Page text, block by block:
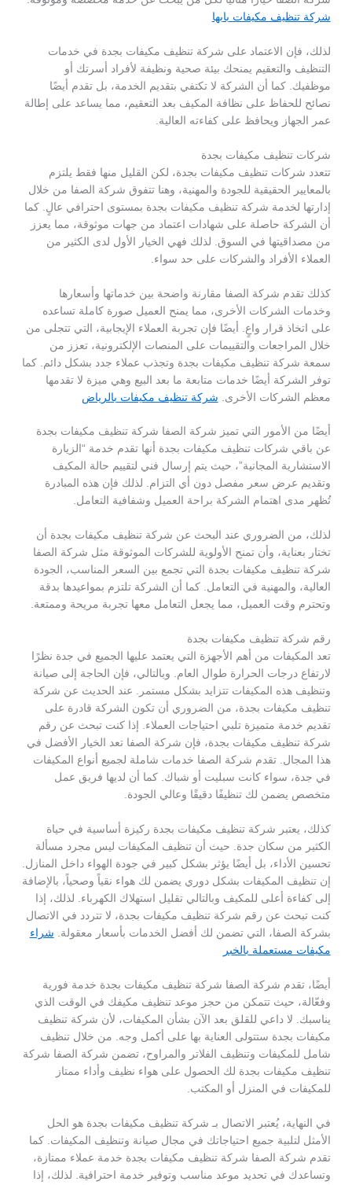
شركة تنظيف مكيفات بابها
لذلك، فإن الاعتماد على شركة تنظيف مكيفات بجدة في خدمات
التنظيف والتعقيم يمنحك بيئة صحية ونظيفة لأفراد أسرتك أو
موظفيك. كما أن الشركة لا تكتفي بتقديم الخدمة، بل تقدم أيضًا
نصائح للحفاظ على نظافة المكيف بعد التعقيم، مما يساعد على إطالة
عمر الجهاز ويحافظ على كفاءته العالية.
شركات تنظيف مكيفات بجدة
تتعدد شركات تنظيف مكيفات بجدة، لكن القليل منها فقط يلتزم
بالمعايير الحقيقية للجودة والمهنية، وهنا تتفوق شركة الصفا من خلال
إدارتها لخدمة شركة تنظيف مكيفات بجدة بمستوى احترافي عالٍ. كما
أن الشركة حاصلة على شهادات اعتماد من جهات موثوقة، مما يعزز
من مصداقيتها في السوق. لذلك فهي الخيار الأول لدى الكثير من
العملاء الأفراد والشركات على حد سواء.
كذلك تقدم شركة الصفا مقارنة واضحة بين خدماتها وأسعارها
وخدمات الشركات الأخرى، مما يمنح العميل صورة كاملة تساعده
على اتخاذ قرار واعٍ. أيضًا فإن تجربة العملاء الإيجابية، التي تتجلى من
خلال المراجعات والتقييمات على المنصات الإلكترونية، تعزز من
سمعة شركة تنظيف مكيفات بجدة وتجذب عملاء جدد بشكل دائم. كما
توفر الشركة أيضًا خدمات متابعة ما بعد البيع وهي ميزة لا تقدمها
معظم الشركات الأخرى. شركة تنظيف مكيفات بالرياض
أيضًا من الأمور التي تميز شركة الصفا شركة تنظيف مكيفات بجدة
عن باقي شركات تنظيف مكيفات بجدة أنها تقدم خدمة “الزيارة
الاستشارية المجانية”، حيث يتم إرسال فني لتقييم حالة المكيف
وتقديم عرض سعر مفصل دون أي التزام. لذلك فإن هذه المبادرة
تُظهر مدى اهتمام الشركة براحة العميل وشفافية التعامل.
لذلك، من الضروري عند البحث عن شركة تنظيف مكيفات بجدة أن
تختار بعناية، وأن تمنح الأولوية للشركات الموثوقة مثل شركة الصفا
شركة تنظيف مكيفات بجدة التي تجمع بين السعر المناسب، الجودة
العالية، والمهنية في التعامل. كما أن الشركة تلتزم بمواعيدها بدقة
وتحترم وقت العميل، مما يجعل التعامل معها تجربة مريحة وممتعة.
رقم شركة تنظيف مكيفات بجدة
تعد المكيفات من أهم الأجهزة التي يعتمد عليها الجميع في جدة نظرًا
لارتفاع درجات الحرارة طوال العام. وبالتالي، فإن الحاجة إلى صيانة
وتنظيف هذه المكيفات تتزايد بشكل مستمر. عند الحديث عن شركة
تنظيف مكيفات بجدة، من الضروري أن تكون الشركة قادرة على
تقديم خدمة متميزة تلبي احتياجات العملاء. إذا كنت تبحث عن رقم
شركة تنظيف مكيفات بجدة، فإن شركة الصفا تعد الخيار الأفضل في
هذا المجال. تقدم شركة الصفا خدمات شاملة لجميع أنواع المكيفات
في جدة، سواء كانت سبليت أو شباك. كما أن لديها فريق عمل
متخصص يضمن لك تنظيفًا دقيقًا وعالي الجودة.
كذلك، يعتبر شركة تنظيف مكيفات بجدة ركيزة أساسية في حياة
الكثير من سكان جدة. حيث أن تنظيف المكيفات ليس مجرد مسألة
تحسين الأداء، بل أيضًا يؤثر بشكل كبير في جودة الهواء داخل المنازل.
إن تنظيف المكيفات بشكل دوري يضمن لك هواء نقياً وصحياً، بالإضافة
إلى كفاءة أعلى للمكيف وبالتالي تقليل استهلاك الكهرباء. لذلك، إذا
كنت تبحث عن رقم شركة تنظيف مكيفات بجدة، لا تتردد في الاتصال
بشركة الصفا، التي تضمن لك أفضل الخدمات بأسعار معقولة. شراء
مكيفات مستعملة بالخبر
أيضًا، تقدم شركة الصفا شركة تنظيف مكيفات بجدة خدمة فورية
وفعّالة، حيث تتمكن من حجز موعد تنظيف مكيفك في الوقت الذي
يناسبك. لا داعي للقلق بعد الآن بشأن المكيفات، لأن شركة تنظيف
مكيفات بجدة ستتولى العناية بها على أكمل وجه. من خلال تنظيف
شامل للمكيفات وتنظيف الفلاتر والمراوح، تضمن شركة الصفا شركة
تنظيف مكيفات بجدة لك الحصول على هواء نظيف وأداء ممتاز
للمكيفات في المنزل أو المكتب.
في النهاية، يُعتبر الاتصال بـ شركة تنظيف مكيفات بجدة هو الحل
الأمثل لتلبية جميع احتياجاتك في مجال صيانة وتنظيف المكيفات. كما
تقدم شركة الصفا شركة تنظيف مكيفات بجدة خدمة عملاء ممتازة،
وتساعدك في تحديد موعد مناسب وتوفير خدمة احترافية. لذلك، إذا